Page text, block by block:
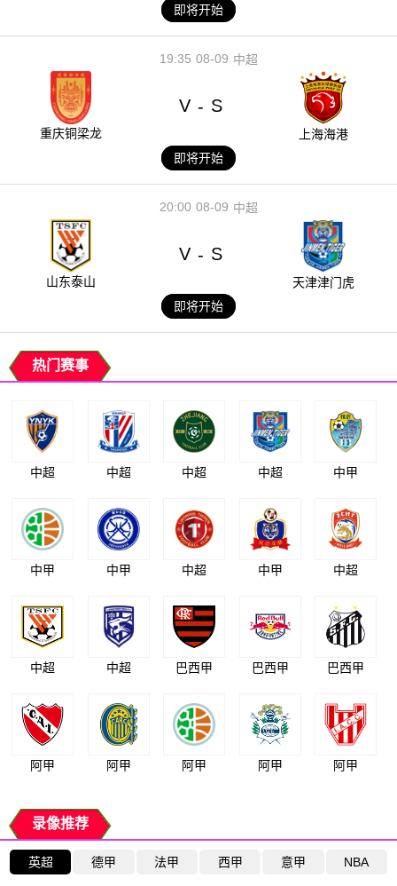
即将开始
08-09
19:35 中超
重庆铜梁龙
V - S
上海海港
即将开始
08-09
20:00 中超
山东泰山
V - S
天津津门虎
即将开始
热门赛事
中超 中超 中超 中超 中甲
中甲 中甲 中超 中甲 中超
中超 中超 巴西甲 巴西甲 巴西甲
阿甲 阿甲 阿甲 阿甲 阿甲
录像推荐
英超 德甲 法甲 西甲 意甲 NBA